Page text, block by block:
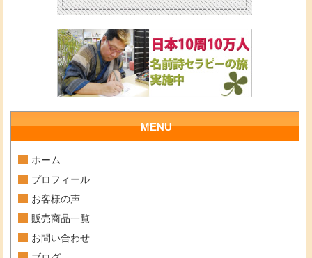
MENU
ホーム
プロフィール
お客様の声
販売商品一覧
お問い合わせ